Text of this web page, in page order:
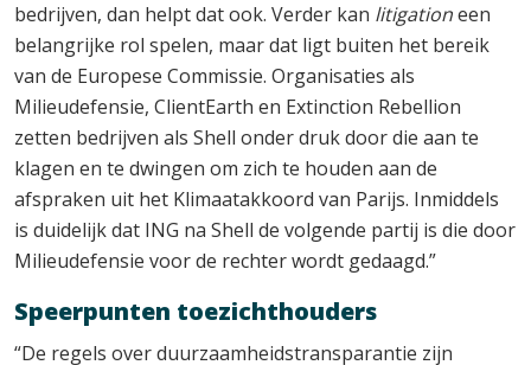
bedrijven, dan helpt dat ook. Verder kan litigationeen
belangrijke rol spelen, maar dat ligt buiten het bereik
van de Europese Commissie. Organisaties als
Milieudefensie, ClientEarth en Extinction Rebellion
zetten bedrijven als Shell onder druk door die aan te
klagen en te dwingen om zich te houden aan de
afspraken uit het Klimaatakkoord van Parijs. Inmiddels
is duidelijk dat ING na Shell de volgende partij is die door
Milieudefensie voor de rechter wordt gedaagd.”
Speerpunten toezichthouders
“De regels over duurzaamheidstransparantie zijn